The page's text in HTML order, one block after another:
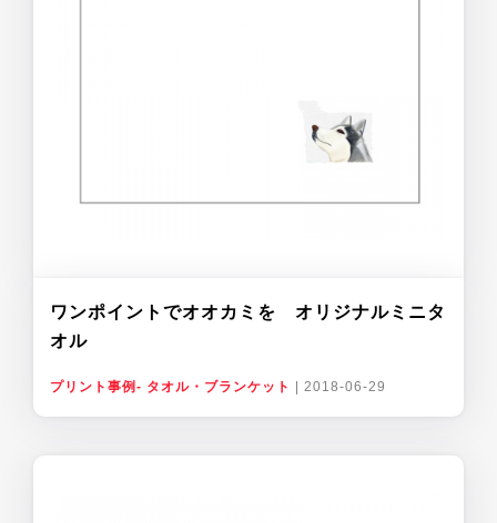
ワンポイントでオオカミを オリジナルミニタ
オル
プリント事例- タオル・ブランケット 2018-06-29